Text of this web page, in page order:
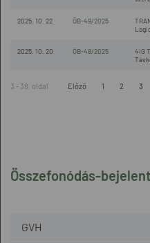
Összefonódás-
GVH
2025. 10. 22 ÖB-49/2025
2025. 10. 20 ÖB-48/2025
4iG
3 - 38. oldal Előző 1 2 3